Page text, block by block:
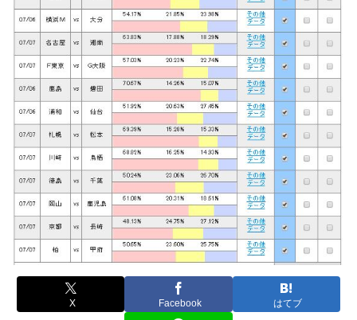
X Facebook はてブ